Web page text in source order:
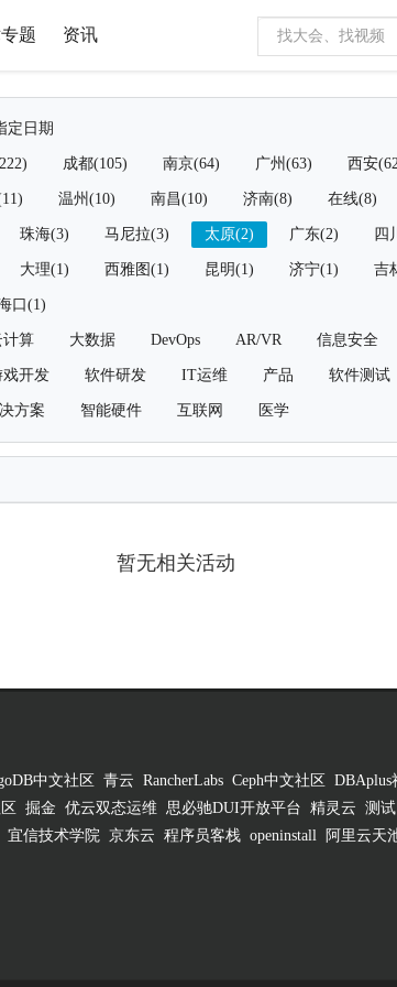
题 资讯
定日期
成都(105) 南京(64) 广州(63) 西安
温州(10) 南昌(10) 济南(8) 在线(8)
珠海(3) 马尼拉(3) 太原(2) 广东(2) 四
大理(1) 西雅图(1) 昆明(1) 济宁(1) 吉
口(1)
计算 大数据 DevOps AR/VR 信息安全
戏开发 软件研发 IT运维 产品 软件测试
方案 智能硬件 互联网 医学
暂无相关活动
中文社区 青云 RancherLabs Ceph中文社区 DBAplus
掘金 优云双态运维 思必驰DUI开放平台 精灵云 测
宜信技术学院 京东云 程序员客栈 openinstall 阿里云天